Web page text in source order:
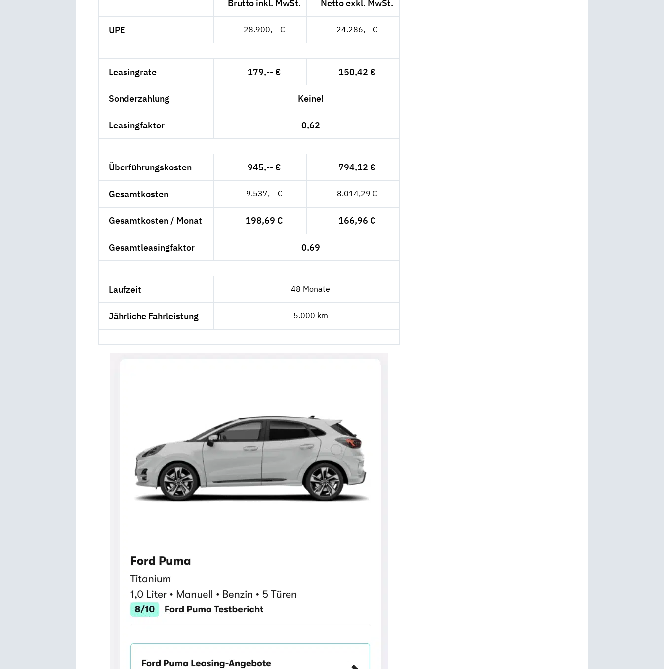
Brutto inkl. MwSt. Netto exkl. MwSt.
UPE 28.900,-- € 24.286,-- €
Leasingrate 179,-- € 150,42 €
Sonderzahlung Keine!
Leasingfaktor 0,62
Überführungskosten 945,-- € 794,12 €
Gesamtkosten 9.537,-- € 8.014,29 €
Gesamtkosten / Monat 198,69 € 166,96 €
Gesamtleasingfaktor 0,69
Laufzeit 48 Monate
Jährliche Fahrleistung 5.000 km